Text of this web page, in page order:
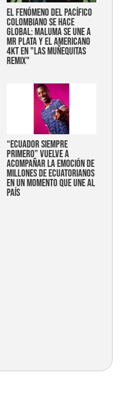
EL FENÓMENO DEL PACÍFICO
COLOMBIANO SE HACE
GLOBAL: MALUMA SE UNE A
MR PLATA Y EL AMERICANO
4KT EN "LAS MUÑEQUITAS
REMIX"
“Ecuador siempre
primero” vuelve a
acompañar la emoción de
millones de ecuatorianos
en un momento que une al
país